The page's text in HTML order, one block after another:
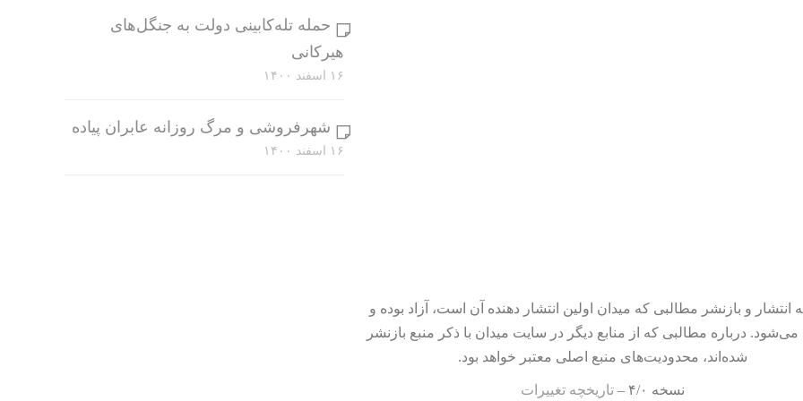
حمله تله‌کابینی دولت به جنگل‌های
هیرکانی
۱۶ اسفند ۱۴۰۰
شهرفروشی و مرگ روزانه عابران پیاده
۱۶ اسفند ۱۴۰۰
انتشار و بازنشر مطالبی که میدان اولین انتشار دهنده آن است، آزاد بوده و
درباره مطالبی که از منابع دیگر در سایت میدان با ذکر منبع بازنشر
شده‌اند، محدودیت‌های منبع اصلی معتبر خواهد بود.
نسخه ۴/۰ – تاریخچه تغییرات